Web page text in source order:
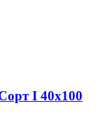
I 40х100